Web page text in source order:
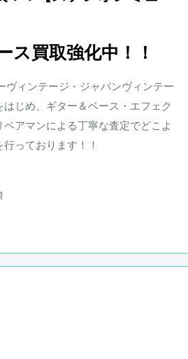
品につきましては購入から1年とな
常なご使用状況のもとで発生した故
調整・修理致します。
ります。消耗部品、付属品、セッ
以外の商品に関しましては保証の対
配送にかかる費用は原則お客様負担
て調整、リペアの対応をさせて頂
ス買取強化中！！
ヴィンテージ・ジャパンヴィンテー
じめ、ギター＆ベース・エフェク
アマンによる丁寧な査定でどこよ
っております！！